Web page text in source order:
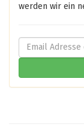
werden wir ein